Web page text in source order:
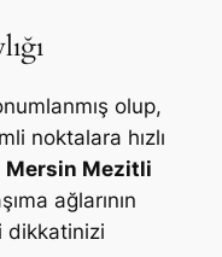
olup,
noktalara hızlı
Mersin Mezitli
ağlarının
dikkatinizi